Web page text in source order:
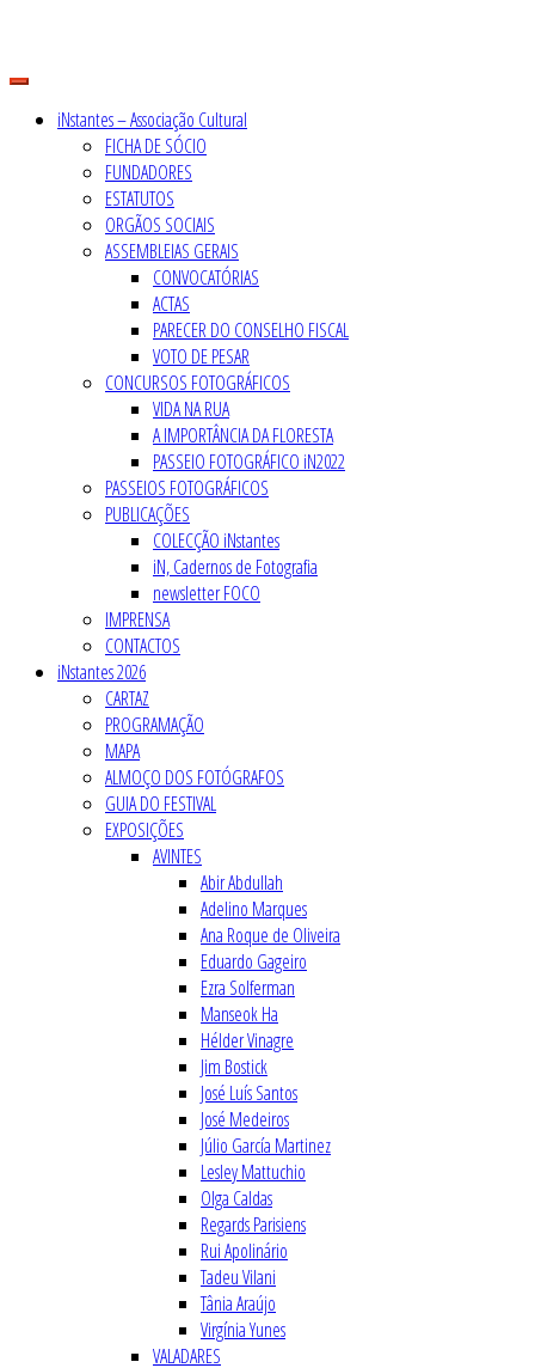
content
iNstantes – Associação Cultural
FICHA DE SÓCIO
FUNDADORES
ESTATUTOS
ORGÃOS SOCIAIS
ASSEMBLEIAS GERAIS
CONVOCATÓRIAS
ACTAS
PARECER DO CONSELHO FISCAL
VOTO DE PESAR
CONCURSOS FOTOGRÁFICOS
VIDA NA RUA
A IMPORTÂNCIA DA FLORESTA
PASSEIO FOTOGRÁFICO iN2022
PASSEIOS FOTOGRÁFICOS
PUBLICAÇÕES
COLECÇÃO iNstantes
iN, Cadernos de Fotografia
newsletter FOCO
IMPRENSA
CONTACTOS
iNstantes 2026
CARTAZ
PROGRAMAÇÃO
MAPA
ALMOÇO DOS FOTÓGRAFOS
GUIA DO FESTIVAL
EXPOSIÇÕES
AVINTES
Abir Abdullah
Adelino Marques
Ana Roque de Oliveira
Eduardo Gageiro
Ezra Solferman
Manseok Ha
Hélder Vinagre
Jim Bostick
José Luís Santos
José Medeiros
Júlio García Martinez
Lesley Mattuchio
Olga Caldas
Regards Parisiens
Rui Apolinário
Tadeu Vilani
Tânia Araújo
Virgínia Yunes
VALADARES